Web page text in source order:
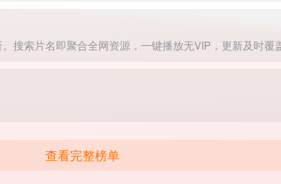
查看完整榜单